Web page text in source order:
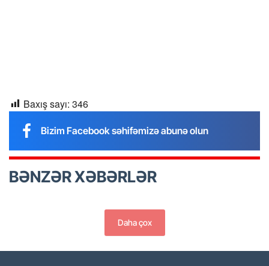
Baxış sayı: 346
Bizim Facebook səhifəmizə abunə olun
BƏNZƏR XƏBƏRLƏR
Daha çox